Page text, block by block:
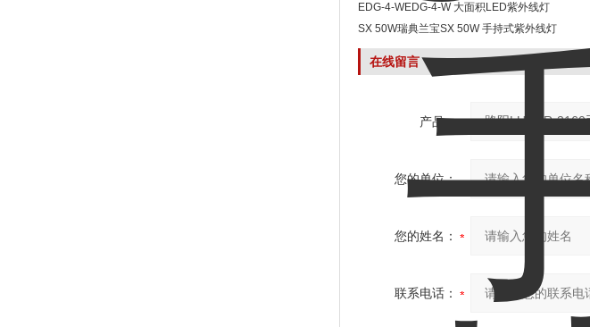
EDG-4-WEDG-4-W 大面积LED紫外线灯
SX 50W瑞典兰宝SX 50W 手持式紫外线灯
在线留言
产品：
您的单位：
您的姓名：
联系电话：